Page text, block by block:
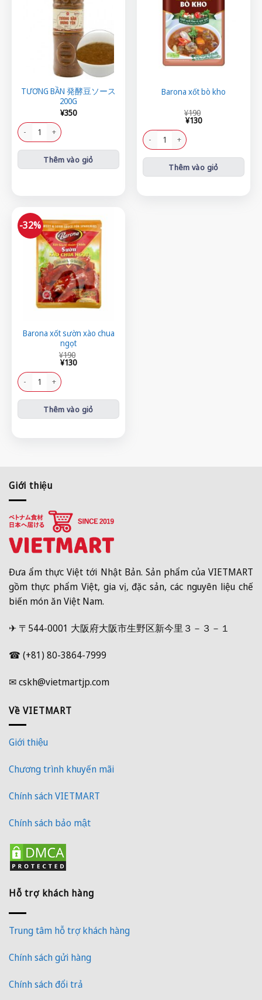
TƯƠNG BẦN 発酵豆ソース
200G
¥350
TƯƠNG BẦN 発酵豆ソース 200G số lượng
Thêm vào giỏ
Barona xốt bò kho
¥190
¥190.
¥130
tại
là:
¥130.
Barona xốt bò kho số lượng
Thêm vào giỏ
-32%
Barona xốt sườn xào chua
ngọt
¥190
¥190.
¥130
tại
là:
¥130.
Barona xốt sườn xào chua ngọt số lượng
Thêm vào giỏ
Giới thiệu
Đưa ẩm thực Việt tới Nhật Bản. Sản phẩm của VIETMART
gồm thực phẩm Việt, gia vị, đặc sản, các nguyên liệu chế
biến món ăn Việt Nam.
✈ 〒544-0001 大阪府大阪市生野区新今里３－３－１
☎ (+81) 80-3864-7999
✉ cskh@vietmartjp.com
Về VIETMART
Giới thiệu
Chương trình khuyến mãi
Chính sách VIETMART
Chính sách bảo mật
Hỗ trợ khách hàng
Trung tâm hỗ trợ khách hàng
Chính sách gửi hàng
Chính sách đổi trả